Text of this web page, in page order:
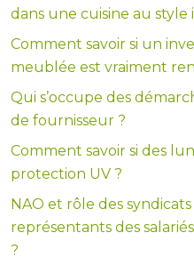
dans une cuisine au style
Comment savoir si un
meublée est vraiment
Qui s’occupe des
de fournisseur ?
Comment savoir si des
protection UV ?
NAO et rôle des
représentants des
?